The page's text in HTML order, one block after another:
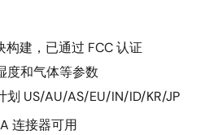
构建，已通过 FCC 认证
度和气体等参数
划 US/AU/AS/EU/IN/ID/KR/JP
连接器可用